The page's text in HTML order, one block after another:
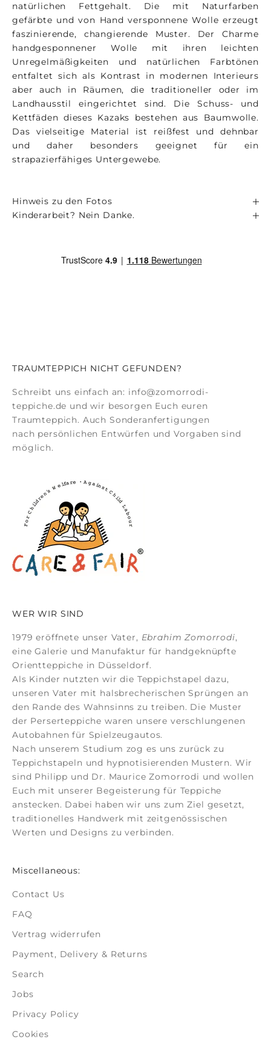
natürlichen Fettgehalt. Die mit Naturfarben
gefärbte und von Hand versponnene Wolle erzeugt
faszinierende, changierende Muster. Der Charme
handgesponnener Wolle mit ihren leichten
Unregelmäßigkeiten und natürlichen Farbtönen
entfaltet sich als Kontrast in modernen Interieurs
aber auch in Räumen, die traditioneller oder im
Landhausstil eingerichtet sind. Die Schuss- und
Kettfäden dieses Kazaks bestehen aus Baumwolle.
Das vielseitige Material ist reißfest und dehnbar
und daher besonders geeignet für ein
strapazierfähiges Untergewebe.
Hinweis zu den Fotos
Kinderarbeit? Nein Danke.
TRAUMTEPPICH NICHT GEFUNDEN?
Schreibt uns einfach an: info@zomorrodi-
teppiche.de und wir besorgen Euch euren
Traumteppich. Auch Sonderanfertigungen
nach persönlichen Entwürfen und Vorgaben sind
möglich.
WER WIR SIND
1979 eröffnete unser Vater, Ebrahim Zomorrodi,
eine Galerie und Manufaktur für handgeknüpfte
Orientteppiche in Düsseldorf.
Als Kinder nutzten wir die Teppichstapel dazu,
unseren Vater mit halsbrecherischen Sprüngen an
den Rande des Wahnsinns zu treiben. Die Muster
der Perserteppiche waren unsere verschlungenen
Autobahnen für Spielzeugautos.
Nach unserem Studium zog es uns zurück zu
Teppichstapeln und hypnotisierenden Mustern. Wir
sind Philipp und Dr. Maurice Zomorrodi und wollen
Euch mit unserer Begeisterung für Teppiche
anstecken. Dabei haben wir uns zum Ziel gesetzt,
traditionelles Handwerk mit zeitgenössischen
Werten und Designs zu verbinden.
Miscellaneous:
Contact Us
FAQ
Vertrag widerrufen
Payment, Delivery & Returns
Search
Jobs
Privacy Policy
Cookies